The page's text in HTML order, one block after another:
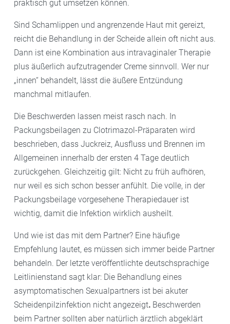
praktisch gut umsetzen können.
Sind Schamlippen und angrenzende Haut mit gereizt,
reicht die Behandlung in der Scheide allein oft nicht aus.
Dann ist eine Kombination aus intravaginaler Therapie
plus äußerlich aufzutragender Creme sinnvoll. Wer nur
„innen“ behandelt, lässt die äußere Entzündung
manchmal mitlaufen.
Die Beschwerden lassen meist rasch nach. In
Packungsbeilagen zu Clotrimazol-Präparaten wird
beschrieben, dass Juckreiz, Ausfluss und Brennen im
Allgemeinen innerhalb der ersten 4 Tage deutlich
zurückgehen. Gleichzeitig gilt: Nicht zu früh aufhören,
nur weil es sich schon besser anfühlt. Die volle, in der
Packungsbeilage vorgesehene Therapiedauer ist
wichtig, damit die Infektion wirklich ausheilt.
Und wie ist das mit dem Partner? Eine häufige
Empfehlung lautet, es müssen sich immer beide Partner
behandeln. Der letzte veröffentlichte deutschsprachige
Leitlinienstand sagt klar: Die Behandlung eines
asymptomatischen Sexualpartners ist bei akuter
Scheidenpilzinfektion nicht angezeigt. Beschwerden
beim Partner sollten aber natürlich ärztlich abgeklärt